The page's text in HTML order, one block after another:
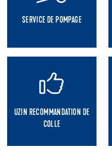
SERVICE DE POMPAGE
UZIN RECOMMANDATION DE
COLLE